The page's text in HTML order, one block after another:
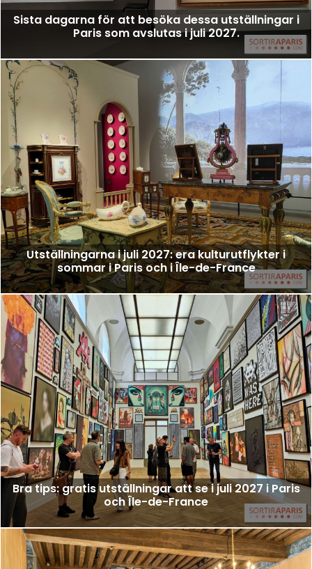
Sista dagarna för att besöka dessa utställningar i
Paris som avslutas i juli 2027.
Utställningarna i juli 2027: era kulturutflykter i
sommar i Paris och i Île-de-France
Bra tips: gratis utställningar att se i juli 2027 i Paris
och Île-de-France